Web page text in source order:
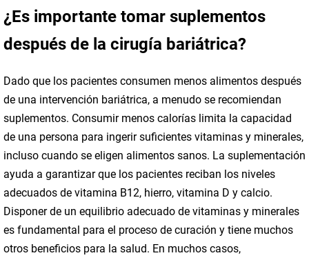
¿Es importante tomar suplementos
después de la cirugía bariátrica?
Dado que los pacientes consumen menos alimentos después
de una intervención bariátrica, a menudo se recomiendan
suplementos. Consumir menos calorías limita la capacidad
de una persona para ingerir suficientes vitaminas y minerales,
incluso cuando se eligen alimentos sanos. La suplementación
ayuda a garantizar que los pacientes reciban los niveles
adecuados de vitamina B12, hierro, vitamina D y calcio.
Disponer de un equilibrio adecuado de vitaminas y minerales
es fundamental para el proceso de curación y tiene muchos
otros beneficios para la salud. En muchos casos,